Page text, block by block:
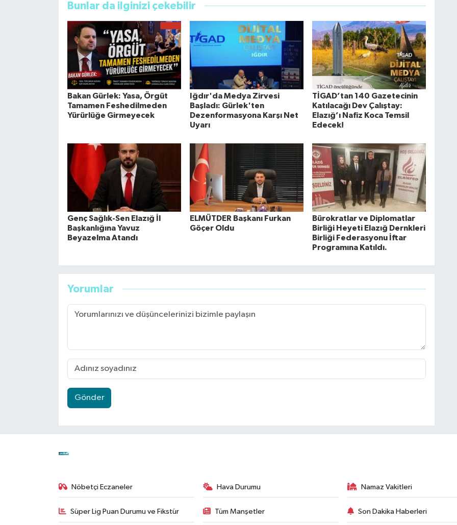
Bunlar da ilginizi çekebilir
Bakan Gürlek: Yasa, Örgüt
Tamamen Feshedilmeden
Yürürlüğe Girmeyecek
Iğdır'da Medya Zirvesi
Başladı: Gürlek'ten
Dezenformasyona Karşı Net
Uyarı
TİGAD’tan 140 Gazetecinin
Katılacağı Dev Çalıştay:
Elazığ’ı Nafiz Koca Temsil
Edecek!
Genç Sağlık-Sen Elazığ İl
Başkanlığına Yavuz
Beyazelma Atandı
ELMÜTDER Başkanı Furkan
Göçer Oldu
Bürokratlar ve Diplomatlar
Birliği Heyeti Elazığ Dernkleri
Birliği Federasyonu İftar
Programına Katıldı.
Yorumlar
Gönder
Nöbetçi Eczaneler Hava Durumu Namaz Vakitleri
Süper Lig Puan Durumu ve Fikstür Tüm Manşetler Son Dakika Haberleri